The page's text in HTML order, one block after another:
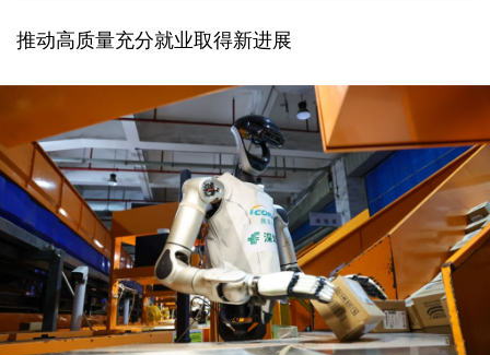
推动高质量充分就业取得新进展